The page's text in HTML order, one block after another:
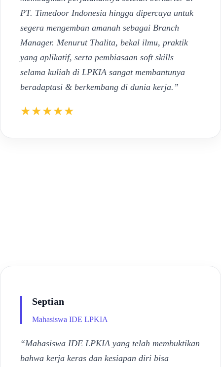
PT. Timedoor Indonesia hingga dipercaya untuk
segera mengemban amanah sebagai Branch
Manager. Menurut Thalita, bekal ilmu, praktik
yang aplikatif, serta pembiasaan soft skills
selama kuliah di LPKIA sangat membantunya
beradaptasi & berkembang di dunia kerja.”
★★★★★
Septian
Mahasiswa IDE LPKIA
“Mahasiswa IDE LPKIA yang telah membuktikan
bahwa kerja keras dan kesiapan diri bisa